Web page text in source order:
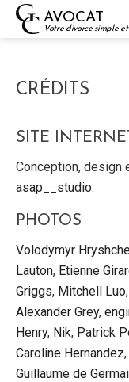
Skip
AVOCAT
Votre divorce simple
CRÉDITS
SITE INTERNET
Conception, design
asap__studio.
PHOTOS
Volodymyr
Lauton, Etienne
Griggs, Mitchell Luo,
Alexander Grey,
Henry, Nik, Patrick
Caroline Hernandez,
Guillaume de